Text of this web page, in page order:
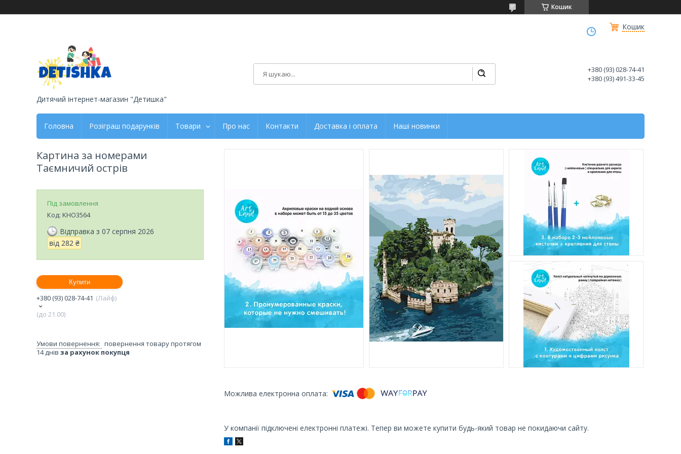
Кошик
Кошик
Дитячий інтернет-магазин "Детишка"
+380 (93) 028-74-41
+380 (93) 491-33-45
Головна Розіграш подарунків Товари Про нас Контакти Доставка і оплата Наші новинки
У компанії підключені електронні платежі. Тепер ви можете купити будь-який товар не покидаючи сайту.
Картина за номерами
Таємничий острів
Під замовлення
Код: KHO3564
Відправка з 07 серпня 2026
від 282 ₴
Купити
+380 (93) 028-74-41
Лайф
(до 21.00)
повернення товару протягом
14 днів за рахунок покупця